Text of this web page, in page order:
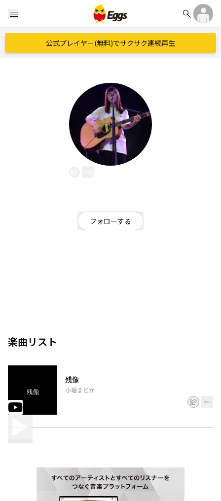
menu search
公式プレイヤー(無料)でサクサク連続再生
フォローする
楽曲リスト
残像
小堤まどか